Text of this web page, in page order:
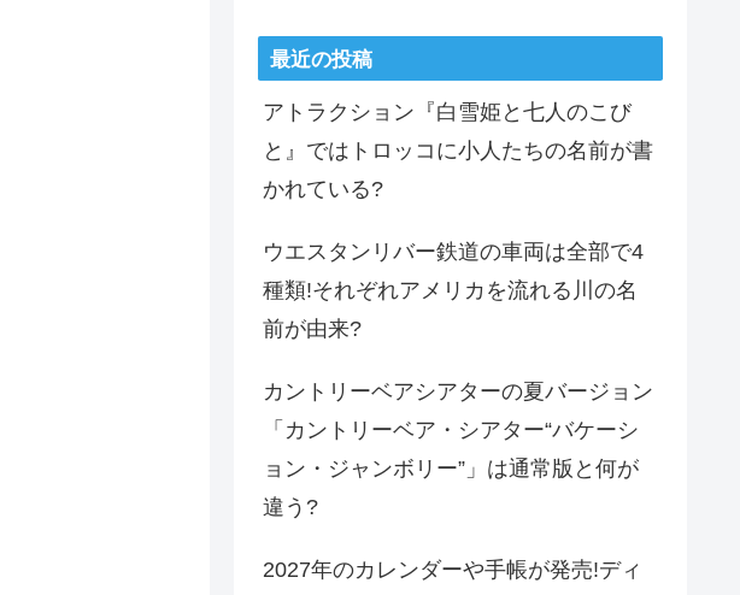
最近の投稿
アトラクション『白雪姫と七人のこび
と』ではトロッコに小人たちの名前が書
かれている?
ウエスタンリバー鉄道の車両は全部で4
種類!それぞれアメリカを流れる川の名
前が由来?
カントリーベアシアターの夏バージョン
「カントリーベア・シアター“バケーシ
ョン・ジャンボリー”」は通常版と何が
違う?
2027年のカレンダーや手帳が発売!ディ